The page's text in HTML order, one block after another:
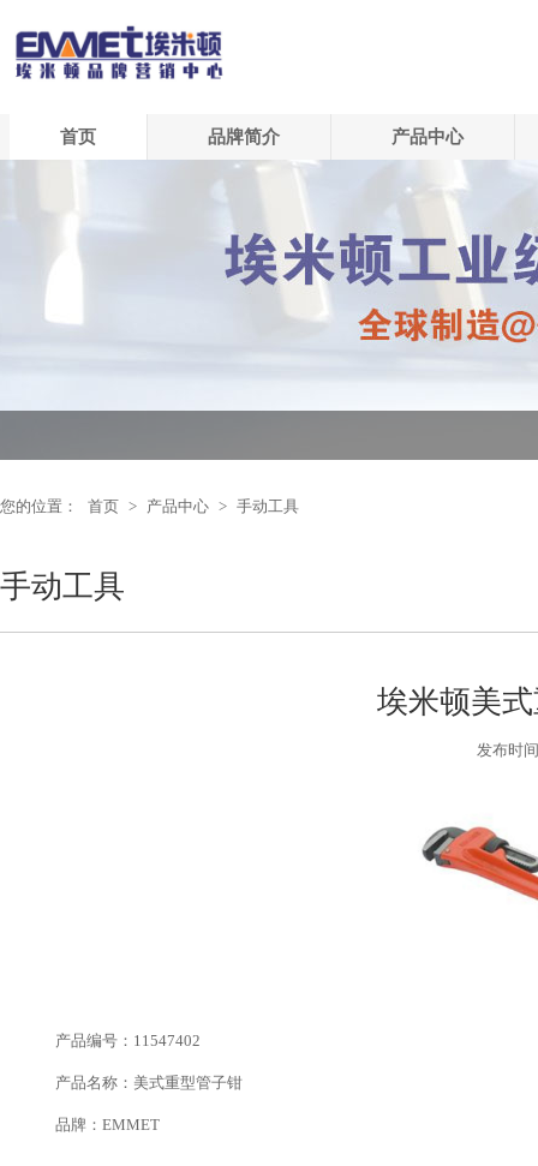
首页 品牌简介 产品中心
您的位置： 首页 > 产品中心 > 手动工具
手动工具
埃米顿美
发布时
产品编号：11547402
产品名称：美式重型管子钳
品牌：EMMET